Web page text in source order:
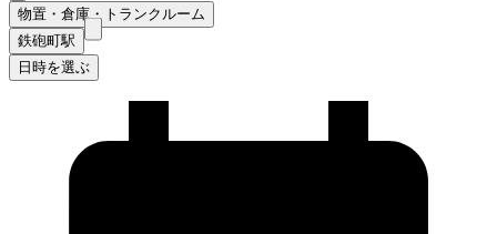
物置・倉庫・トランクルーム
鉄砲町駅
日時を選ぶ